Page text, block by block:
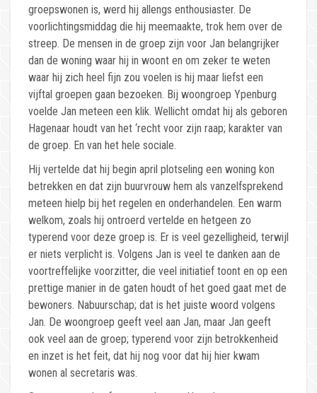
groepswonen is, werd hij allengs enthousiaster. De
voorlichtingsmiddag die hij meemaakte, trok hem over de
streep. De mensen in de groep zijn voor Jan belangrijker
dan de woning waar hij in woont en om zeker te weten
waar hij zich heel fijn zou voelen is hij maar liefst een
vijftal groepen gaan bezoeken. Bij woongroep Ypenburg
voelde Jan meteen een klik. Wellicht omdat hij als geboren
Hagenaar houdt van het ‘recht voor zijn raap; karakter van
de groep. En van het hele sociale.
Hij vertelde dat hij begin april plotseling een woning kon
betrekken en dat zijn buurvrouw hem als vanzelfsprekend
meteen hielp bij het regelen en onderhandelen. Een warm
welkom, zoals hij ontroerd vertelde en hetgeen zo
typerend voor deze groep is. Er is veel gezelligheid, terwijl
er niets verplicht is. Volgens Jan is veel te danken aan de
voortreffelijke voorzitter, die veel initiatief toont en op een
prettige manier in de gaten houdt of het goed gaat met de
bewoners. Nabuurschap; dat is het juiste woord volgens
Jan. De woongroep geeft veel aan Jan, maar Jan geeft
ook veel aan de groep; typerend voor zijn betrokkenheid
en inzet is het feit, dat hij nog voor dat hij hier kwam
wonen al secretaris was.